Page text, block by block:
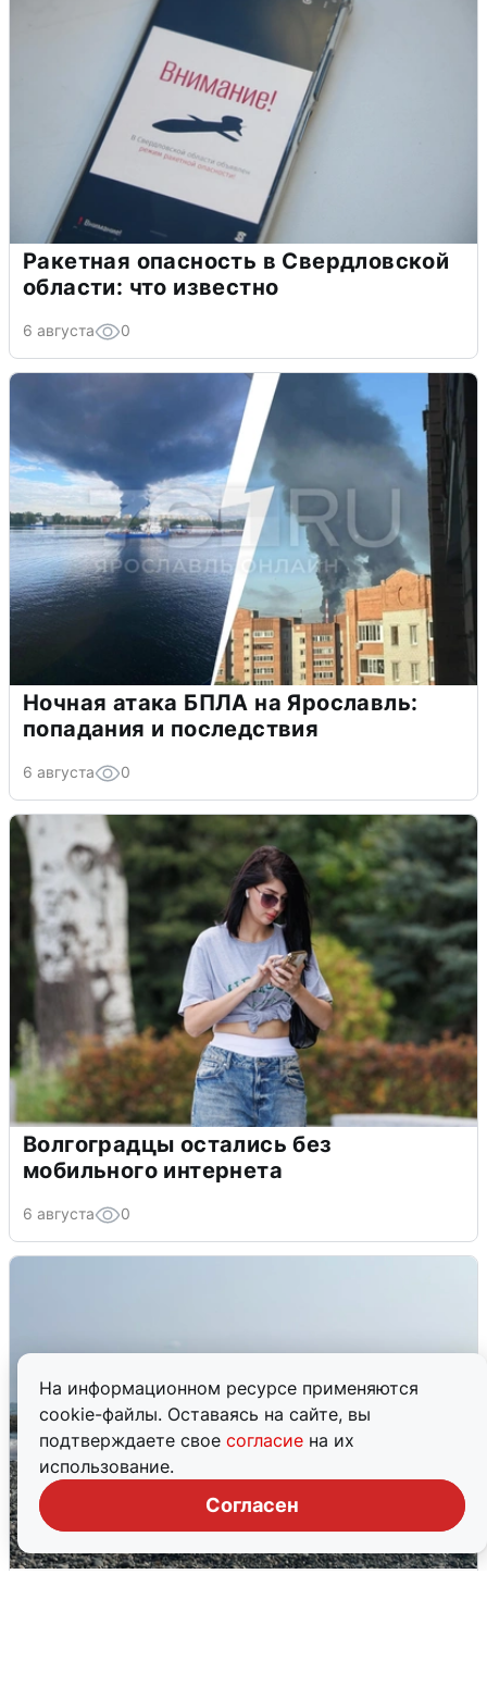
На информационном ресурсе применяются
cookie-файлы. Оставаясь на сайте, вы
подтверждаете свое согласие на их
использование.
Согласен
Ракетная опасность в Свердловской
области: что известно
6 августа 0
Ночная атака БПЛА на Ярославль:
попадания и последствия
6 августа 0
Волгоградцы остались без
мобильного интернета
6 августа 0